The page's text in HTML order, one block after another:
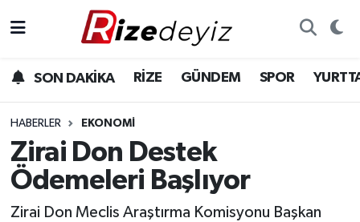
SON DAKİKA RİZE GÜNDEM SPOR
HABERLER EKONOMI
Zirai Don Destek
Ödemeleri Başlıyor
Zirai Don Meclis Araştırma Komisyonu Başkan
Gündem
Yurttan Haberler
Ekonomi
Rize Hava Durumu
Rize Trafik Yoğunluk Haritası
Süper Lig Puan Durumu ve Fikstür